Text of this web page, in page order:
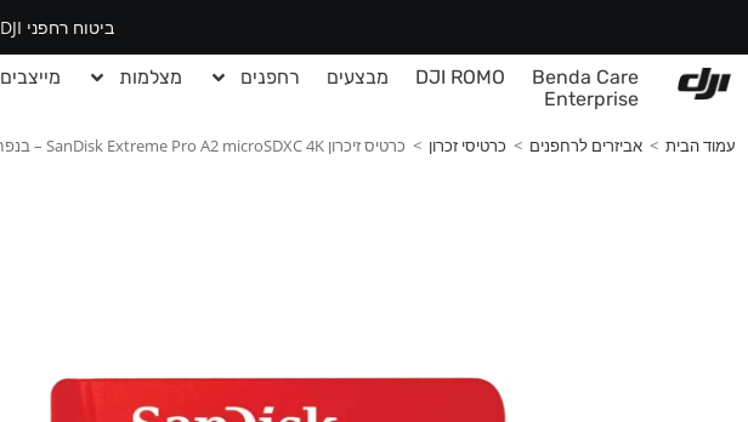
ביטוח רחפני DJI זמין לרכישה דרך האתר - לחצו כאן
Benda Care
DJI ROMO מבצעים רחפנים מצלמות מייצבים
Enterprise
עמוד הבית > אביזרים לרחפנים > כרטיסי זכרון > כרטיס זיכרון SanDisk Extreme Pro A2 microSDXC 4K – בנפח 128G